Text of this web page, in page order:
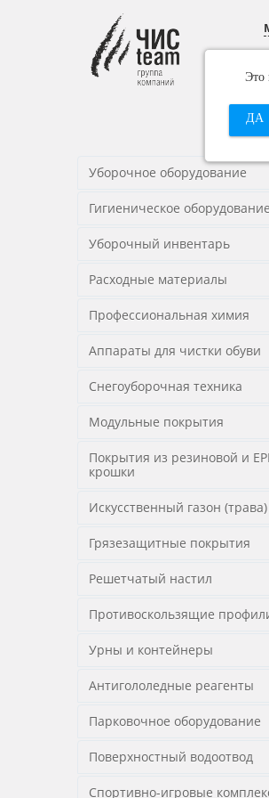
Это
ДА
Уборочное оборудование
Гигиеническое оборудование
Уборочный инвентарь
Расходные материалы
Профессиональная химия
Аппараты для чистки обуви
Снегоуборочная техника
Модульные покрытия
Покрытия из резиновой и
крошки
Искусственный газон (трава)
Грязезащитные покрытия
Решетчатый настил
Противоскользящие
Урны и контейнеры
Антигололедные реагенты
Парковочное оборудование
Поверхностный водоотвод
Спортивно-игровые